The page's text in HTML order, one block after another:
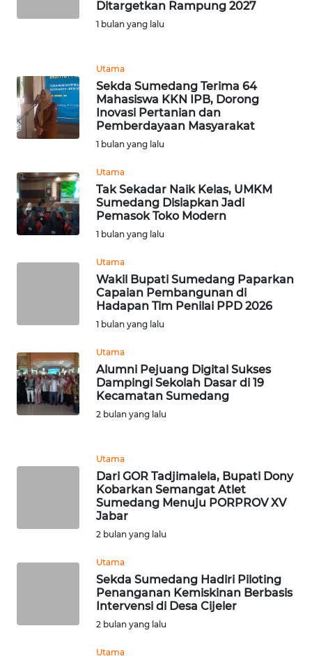
Ditargetkan Rampung 2027
1 bulan yang lalu
Utama
Sekda Sumedang Terima 64
Mahasiswa KKN IPB, Dorong
Inovasi Pertanian dan
Pemberdayaan Masyarakat
1 bulan yang lalu
Utama
Tak Sekadar Naik Kelas, UMKM
Sumedang Disiapkan Jadi
Pemasok Toko Modern
1 bulan yang lalu
Utama
Wakil Bupati Sumedang Paparkan
Capaian Pembangunan di
Hadapan Tim Penilai PPD 2026
1 bulan yang lalu
Utama
Alumni Pejuang Digital Sukses
Dampingi Sekolah Dasar di 19
Kecamatan Sumedang
2 bulan yang lalu
Utama
Dari GOR Tadjimalela, Bupati Dony
Kobarkan Semangat Atlet
Sumedang Menuju PORPROV XV
Jabar
2 bulan yang lalu
Utama
Sekda Sumedang Hadiri Piloting
Penanganan Kemiskinan Berbasis
Intervensi di Desa Cijeler
2 bulan yang lalu
Utama
WN
JATIM
WN
WN
KALBAR
KALSEL
WN
KALTIM
SULSEL
SULUT